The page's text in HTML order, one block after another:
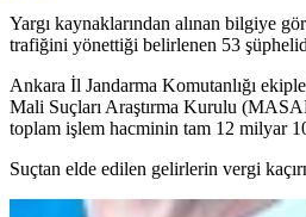
Yargı kaynaklarından alınan bilgiye
trafiğini yönettiği belirlenen 53
Ankara İl Jandarma Komutanlığı
Mali Suçları Araştırma Kurulu
toplam işlem hacminin tam 12 milyar
Suçtan elde edilen gelirlerin vergi